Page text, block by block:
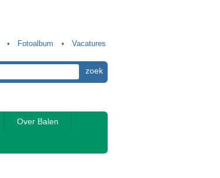
Fotoalbum Vacatures
Over Balen